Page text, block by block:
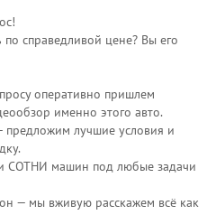
справедливой цене? Вы его
оперативно пришлем
именно этого авто.
предложим лучшие условия и
СОТНИ машин под любые задачи
— мы вживую расскажем всё как